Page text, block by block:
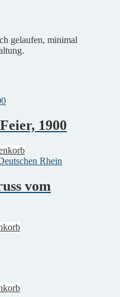
gelaufen, minimal
1900
vom